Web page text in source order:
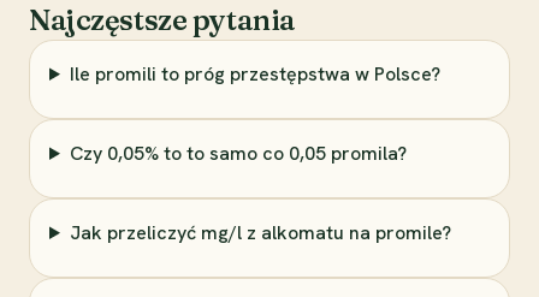
Najczęstsze pytania
Ile promili to próg przestępstwa w Polsce?
Czy 0,05% to to samo co 0,05 promila?
Jak przeliczyć mg/l z alkomatu na promile?